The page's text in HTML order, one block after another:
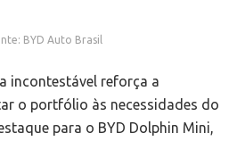
BYD Auto Brasil
incontestável reforça a
o portfólio às necessidades do
para o BYD Dolphin Mini,